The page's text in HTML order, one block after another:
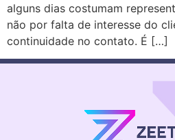
alguns dias costumam
não por falta de interesse do
continuidade no contato. É […]